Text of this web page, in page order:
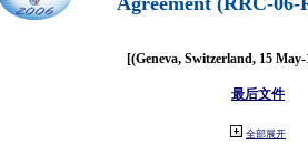
[(Geneva, Switzerland, 15
最后文件
全部展开